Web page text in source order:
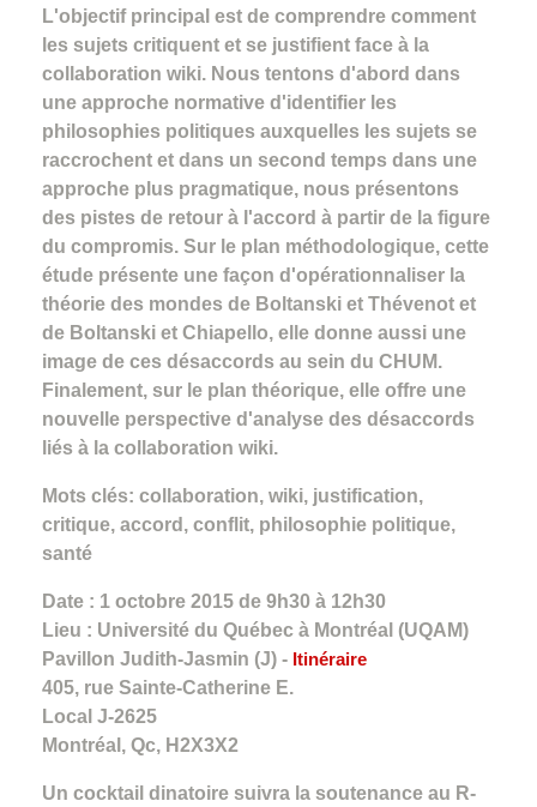
L'objectif principal est de comprendre comment
les sujets critiquent et se justifient face à la
collaboration wiki. Nous tentons d'abord dans
une approche normative d'identifier les
philosophies politiques auxquelles les sujets se
raccrochent et dans un second temps dans une
approche plus pragmatique, nous présentons
des pistes de retour à l'accord à partir de la figure
du compromis. Sur le plan méthodologique, cette
étude présente une façon d'opérationnaliser la
théorie des mondes de Boltanski et Thévenot et
de Boltanski et Chiapello, elle donne aussi une
image de ces désaccords au sein du CHUM.
Finalement, sur le plan théorique, elle offre une
nouvelle perspective d'analyse des désaccords
liés à la collaboration wiki.
Mots clés: collaboration, wiki, justification,
critique, accord, conflit, philosophie politique,
santé
Date : 1 octobre 2015 de 9h30 à 12h30
Lieu : Université du Québec à Montréal (UQAM)
Pavillon Judith-Jasmin (J) - Itinéraire
405, rue Sainte-Catherine E.
Local J-2625
Montréal, Qc, H2X3X2
Un cocktail dinatoire suivra la soutenance au R-